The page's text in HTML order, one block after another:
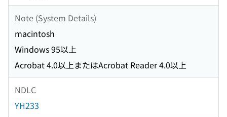
Note (System Details)
macintosh
Windows 95以上
Acrobat 4.0以上またはAcrobat Reader 4.0以上
NDLC
YH233